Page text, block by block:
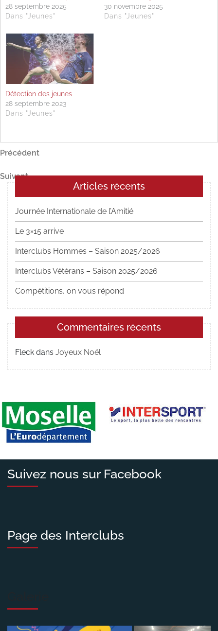
28 septembre 2025
Dans "Jeunes"
30 novembre 2025
Dans "Jeunes"
Détection des jeunes
28 septembre 2023
Dans "Jeunes"
Navigation
l’article
Article
Précédent
Article
suivant
Suivant
Articles récents
Journée Internationale de l’Amitié
Le 3×15 arrive
Interclubs Hommes – Saison 2025/2026
Interclubs Vétérans – Saison 2025/2026
Compétitions, on vous répond
Commentaires récents
Fleck dans Joyeux Noël
Suivez nous sur Facebook
Page des Interclubs